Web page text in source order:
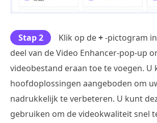
Stap 2 Klik op de+-pictogram
deel van de Video Enhancer-pop-up
videobestand eraan toe te voegen. U
hoofdoplossingen aangeboden om
nadrukkelijk te verbeteren. U kunt
gebruiken om de videokwaliteit snel